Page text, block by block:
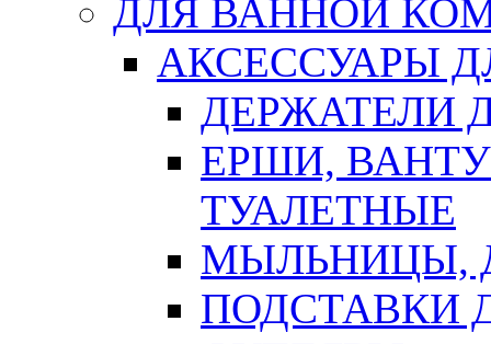
ДЛЯ ВАННОЙ
АКСЕССУАРЫ
ДЕРЖАТЕЛИ
ЕРШИ,
ТУАЛЕТНЫЕ
МЫЛЬНИЦЫ,
ПОДСТАВКИ